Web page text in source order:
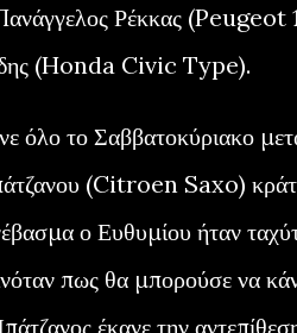
Ρέκκας (Peugeot
(Honda Civic Type).
όλο το Σαββατοκύριακο
(Citroen Saxo)
ο Ευθυμίου ήταν
πως θα μπορούσε να
έκανε την